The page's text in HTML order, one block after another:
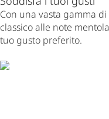
Con una vasta gamma
classico alle note
tuo gusto preferito.